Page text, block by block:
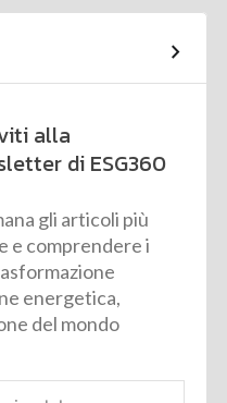
alla
di ESG360
gli articoli più
e comprendere i
energetica,
del mondo